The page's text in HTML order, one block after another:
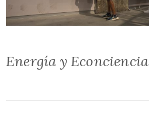
Energía y Econciencia